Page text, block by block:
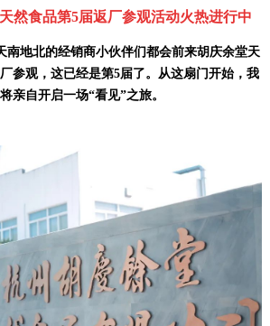
食品第5届返厂参观活动火热进行中
南地北的经销商小伙伴们都会前来胡庆余堂天
参观，这已经是第5届了。从这扇门开始，我
亲自开启一场“看见”之旅。